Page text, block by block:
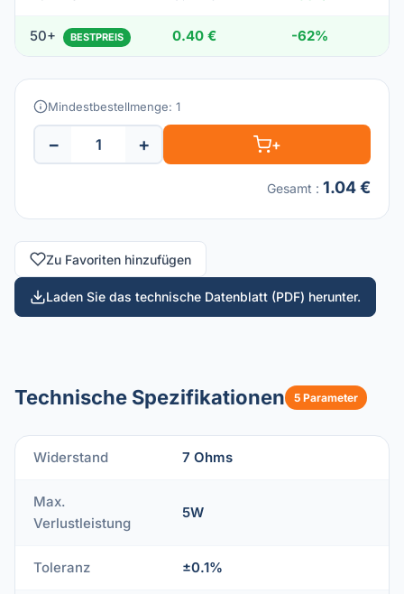
50+ BESTPREIS 0.40 € -62%
Mindestbestellmenge: 1
− + +
Gesamt : 1.04 €
Zu Favoriten hinzufügen
Laden Sie das technische Datenblatt (PDF) herunter.
Technische Spezifikationen 5 Parameter
Widerstand 7 Ohms
Max.
Verlustleistung
5W
Toleranz ±0.1%